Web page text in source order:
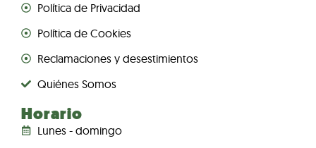
Política de Privacidad
Política de Cookies
Reclamaciones y desestimientos
Quiénes Somos
Horario
Lunes - domingo